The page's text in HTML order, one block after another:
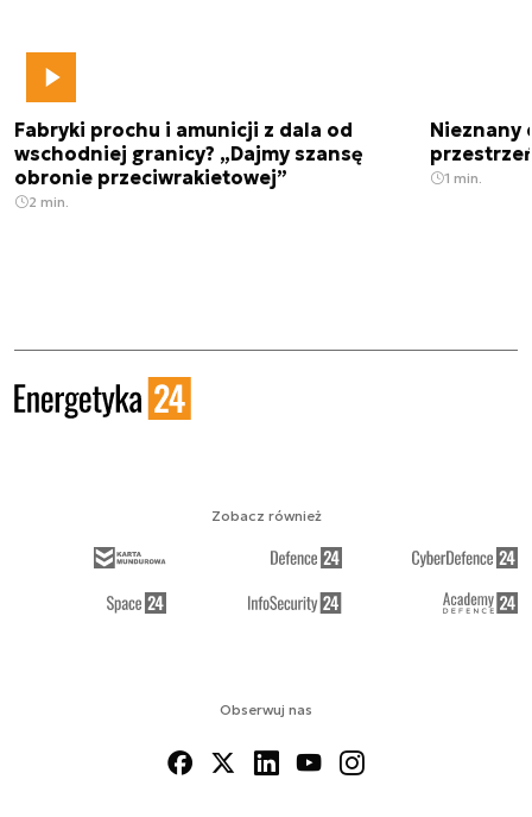
Fabryki prochu i amunicji z dala od
wschodniej granicy? „Dajmy szansę
obronie przeciwrakietowej”
2 min.
Nieznany
1 min.
Obserwuj nas
Zobacz również